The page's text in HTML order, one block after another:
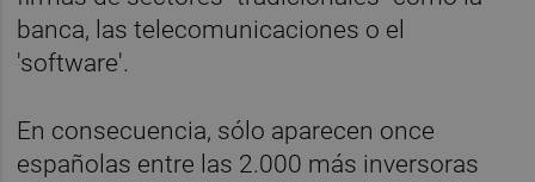
banca, las telecomunicaciones o el
'software'.
En consecuencia, sólo aparecen once
españolas entre las 2.000 más inversoras